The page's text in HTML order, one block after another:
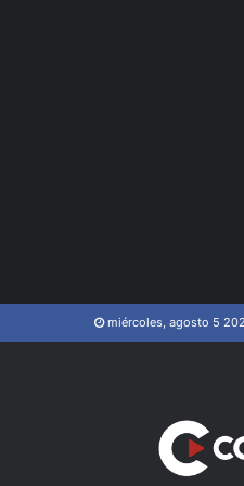
miércoles, agosto 5